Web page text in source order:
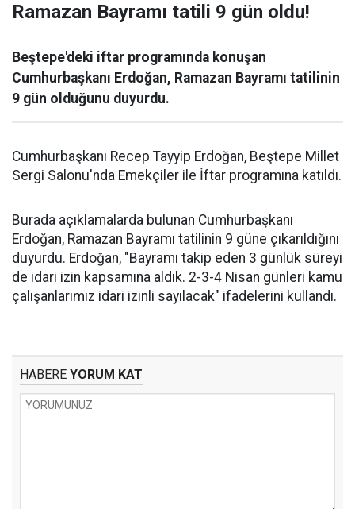
Ramazan Bayramı tatili 9 gün oldu!
Beştepe'deki iftar programında konuşan
Cumhurbaşkanı Erdoğan, Ramazan Bayramı tatilinin
9 gün olduğunu duyurdu.
Cumhurbaşkanı Recep Tayyip Erdoğan, Beştepe Millet
Sergi Salonu'nda Emekçiler ile İftar programına katıldı.
Burada açıklamalarda bulunan Cumhurbaşkanı
Erdoğan, Ramazan Bayramı tatilinin 9 güne çıkarıldığını
duyurdu. Erdoğan, "Bayramı takip eden 3 günlük süreyi
de idari izin kapsamına aldık. 2-3-4 Nisan günleri kamu
çalışanlarımız idari izinli sayılacak" ifadelerini kullandı.
HABERE YORUM KAT